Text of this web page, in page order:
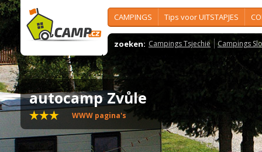
CAMPINGS Tips voor UITSTAPJES
zoeken: Campings Tsjechië Campings
autocamp Zvůle
WWW pagina's